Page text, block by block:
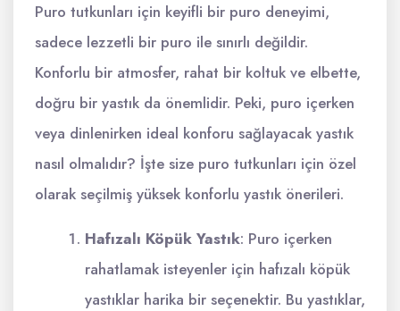
Puro tutkunları için keyifli bir puro deneyimi,
sadece lezzetli bir puro ile sınırlı değildir.
Konforlu bir atmosfer, rahat bir koltuk ve elbette,
doğru bir yastık da önemlidir. Peki, puro içerken
veya dinlenirken ideal konforu sağlayacak yastık
nasıl olmalıdır? İşte size puro tutkunları için özel
olarak seçilmiş yüksek konforlu yastık önerileri.
Hafızalı Köpük Yastık: Puro içerken
rahatlamak isteyenler için hafızalı köpük
yastıklar harika bir seçenektir. Bu yastıklar,